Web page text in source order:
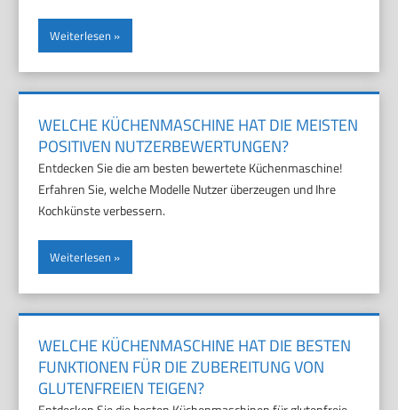
Weiterlesen
WELCHE KÜCHENMASCHINE HAT DIE MEISTEN
POSITIVEN NUTZERBEWERTUNGEN?
Entdecken Sie die am besten bewertete Küchenmaschine!
Erfahren Sie, welche Modelle Nutzer überzeugen und Ihre
Kochkünste verbessern.
Weiterlesen
WELCHE KÜCHENMASCHINE HAT DIE BESTEN
FUNKTIONEN FÜR DIE ZUBEREITUNG VON
GLUTENFREIEN TEIGEN?